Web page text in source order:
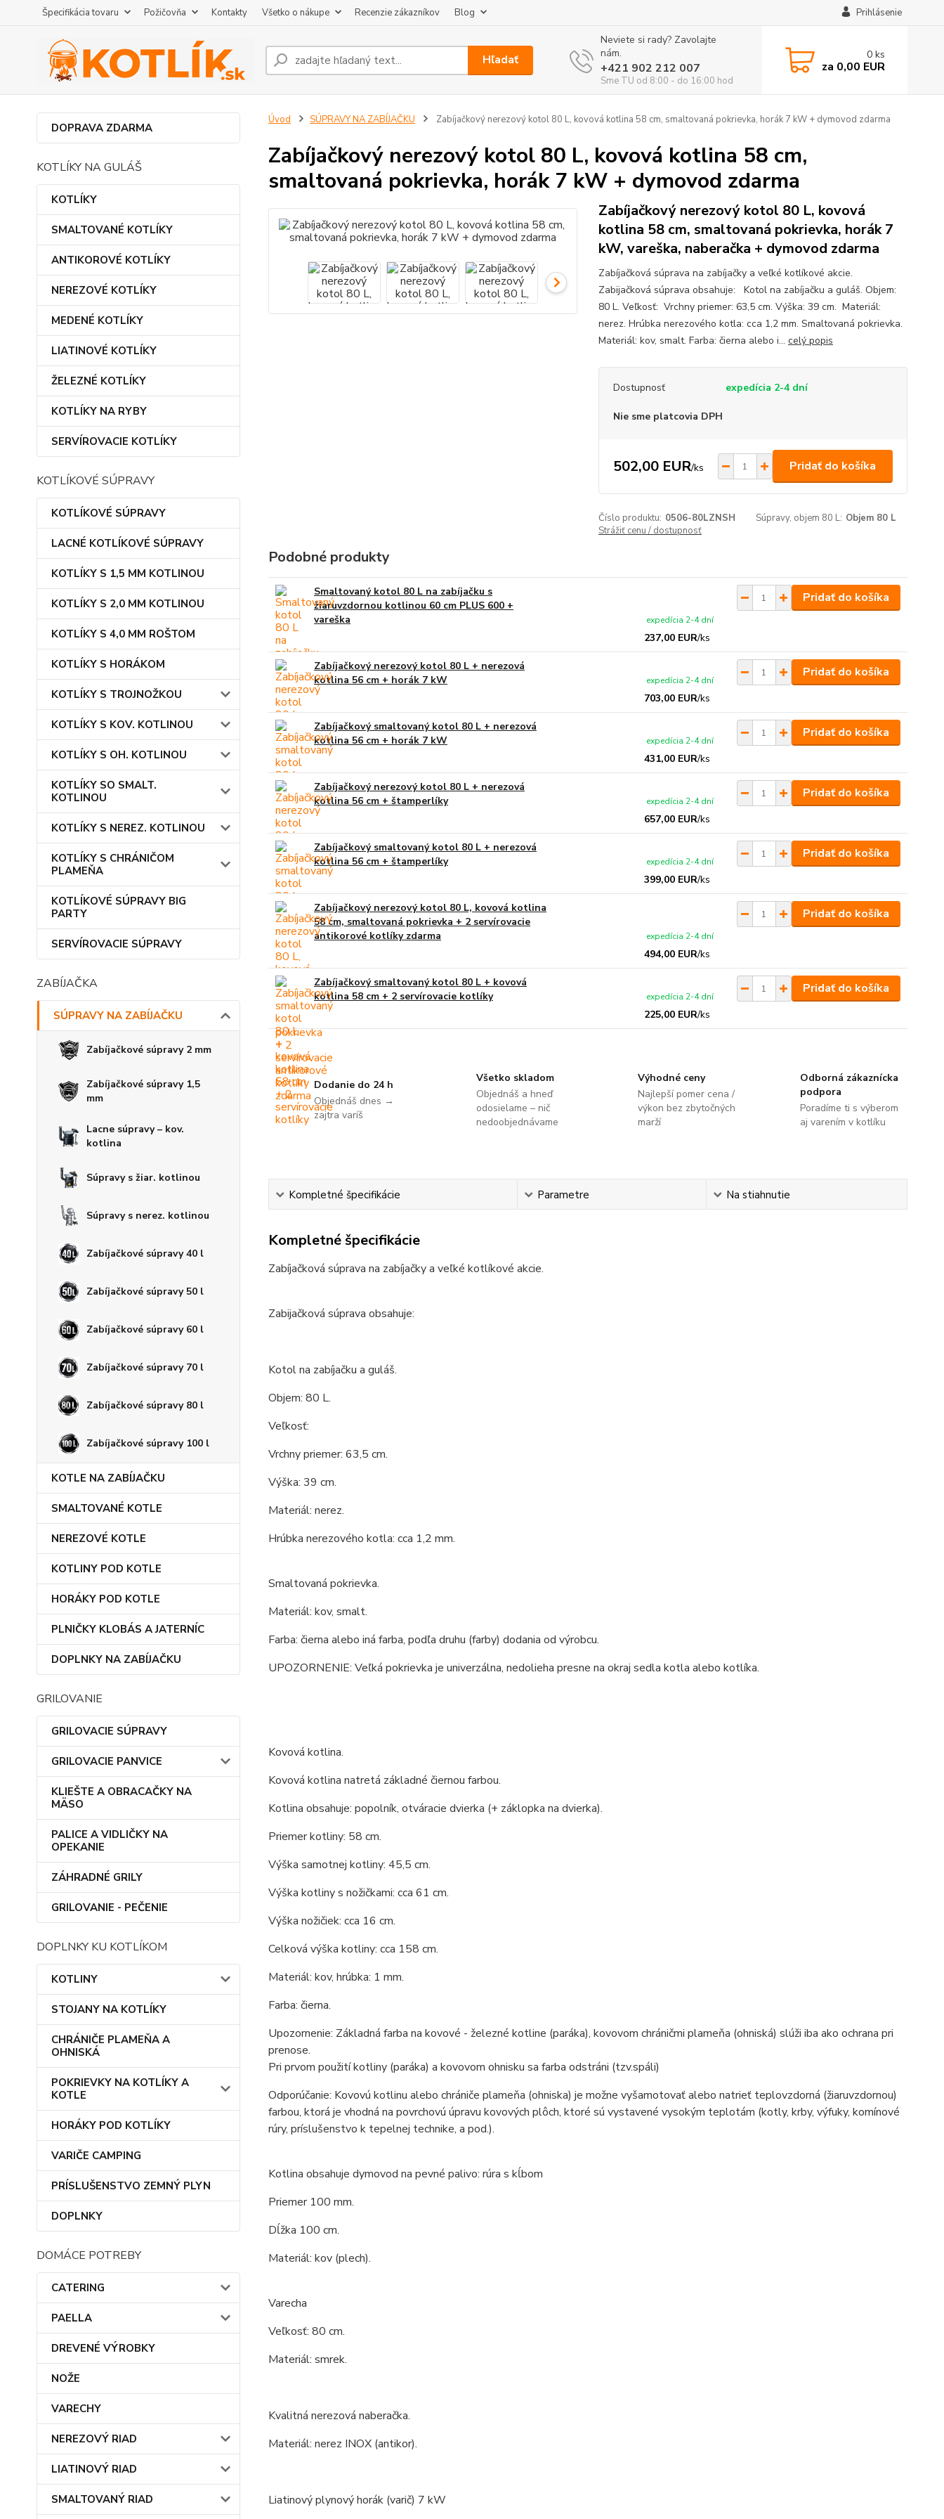
Špecifikácia tovaru Požičovňa Kontakty Všetko o nákupe Recenzie zákazníkov Blog Prihlásenie
Hľadať
Neviete si rady? Zavolajte
nám.
+421 902 212 007
Sme TU od 8:00 - do 16:00 hod
0 ks
za 0,00 EUR
DOPRAVA ZDARMA
KOTLÍKY NA GULÁŠ
KOTLÍKY
SMALTOVANÉ KOTLÍKY
ANTIKOROVÉ KOTLÍKY
NEREZOVÉ KOTLÍKY
MEDENÉ KOTLÍKY
LIATINOVÉ KOTLÍKY
ŽELEZNÉ KOTLÍKY
KOTLÍKY NA RYBY
SERVÍROVACIE KOTLÍKY
KOTLÍKOVÉ SÚPRAVY
KOTLÍKOVÉ SÚPRAVY
LACNÉ KOTLÍKOVÉ SÚPRAVY
KOTLÍKY S 1,5 MM KOTLINOU
KOTLÍKY S 2,0 MM KOTLINOU
KOTLÍKY S 4,0 MM ROŠTOM
KOTLÍKY S HORÁKOM
KOTLÍKY S TROJNOŽKOU
KOTLÍKY S KOV. KOTLINOU
KOTLÍKY S OH. KOTLINOU
KOTLÍKY SO SMALT.
KOTLINOU
KOTLÍKY S NEREZ. KOTLINOU
KOTLÍKY S CHRÁNIČOM
PLAMEŇA
KOTLÍKOVÉ SÚPRAVY BIG
PARTY
SERVÍROVACIE SÚPRAVY
ZABÍJAČKA
SÚPRAVY NA ZABÍJAČKU
Zabíjačkové súpravy 2 mm
Zabíjačkové súpravy 1,5
mm
Lacne súpravy – kov.
kotlina
Súpravy s žiar. kotlinou
Súpravy s nerez. kotlinou
Zabíjačkové súpravy 40 l
Zabíjačkové súpravy 50 l
Zabíjačkové súpravy 60 l
Zabíjačkové súpravy 70 l
Zabíjačkové súpravy 80 l
Zabíjačkové súpravy 100 l
KOTLE NA ZABÍJAČKU
SMALTOVANÉ KOTLE
NEREZOVÉ KOTLE
KOTLINY POD KOTLE
HORÁKY POD KOTLE
PLNIČKY KLOBÁS A JATERNÍC
DOPLNKY NA ZABÍJAČKU
GRILOVANIE
GRILOVACIE SÚPRAVY
GRILOVACIE PANVICE
KLIEŠTE A OBRACAČKY NA
MÄSO
PALICE A VIDLIČKY NA
OPEKANIE
ZÁHRADNÉ GRILY
GRILOVANIE - PEČENIE
DOPLNKY KU KOTLÍKOM
KOTLINY
STOJANY NA KOTLÍKY
CHRÁNIČE PLAMEŇA A
OHNISKÁ
POKRIEVKY NA KOTLÍKY A
KOTLE
HORÁKY POD KOTLÍKY
VARIČE CAMPING
PRÍSLUŠENSTVO ZEMNÝ PLYN
DOPLNKY
DOMÁCE POTREBY
CATERING
PAELLA
DREVENÉ VÝROBKY
NOŽE
VARECHY
NEREZOVÝ RIAD
LIATINOVÝ RIAD
SMALTOVANÝ RIAD
Úvod SÚPRAVY NA ZABÍJAČKU Zabíjačkový nerezový kotol 80 L, kovová kotlina 58 cm, smaltovaná pokrievka, horák 7 kW + dymovod zdarma
Zabíjačkový nerezový kotol 80 L, kovová kotlina 58 cm,
smaltovaná pokrievka, horák 7 kW + dymovod zdarma
Zabíjačkový nerezový kotol 80 L, kovová
kotlina 58 cm, smaltovaná pokrievka, horák 7
kW, vareška, naberačka + dymovod zdarma
Zabíjačková súprava na zabíjačky a veľké kotlíkové akcie.
Zabijačková súprava obsahuje: Kotol na zabíjačku a guláš. Objem:
80 L. Veľkosť: Vrchny priemer: 63,5 cm. Výška: 39 cm. Materiál:
nerez. Hrúbka nerezového kotla: cca 1,2 mm. Smaltovaná pokrievka.
Materiál: kov, smalt. Farba: čierna alebo i... celý popis
Dostupnosť expedícia 2-4 dní
Nie sme platcovia DPH
502,00 EUR/ks Pridať do košíka
Číslo produktu: 0506-80LZNSH Súpravy, objem 80 L: Objem 80 L
Strážiť cenu / dostupnosť
Podobné produkty
Smaltovaný kotol 80 L na zabíjačku s
žiaruvzdornou kotlinou 60 cm PLUS 600 +
vareška
237,00 EUR/ks
expedícia 2-4 dní
Pridať do košíka
Zabíjačkový nerezový kotol 80 L + nerezová
kotlina 56 cm + horák 7 kW
703,00 EUR/ks
expedícia 2-4 dní
Pridať do košíka
Zabíjačkový smaltovaný kotol 80 L + nerezová
kotlina 56 cm + horák 7 kW
431,00 EUR/ks
expedícia 2-4 dní
Pridať do košíka
Zabíjačkový nerezový kotol 80 L + nerezová
kotlina 56 cm + štamperlíky
657,00 EUR/ks
expedícia 2-4 dní
Pridať do košíka
Zabíjačkový smaltovaný kotol 80 L + nerezová
kotlina 56 cm + štamperlíky
399,00 EUR/ks
expedícia 2-4 dní
Pridať do košíka
Zabíjačkový nerezový kotol 80 L, kovová kotlina
58 cm, smaltovaná pokrievka + 2 servírovacie
antikorové kotlíky zdarma
494,00 EUR/ks
expedícia 2-4 dní
Pridať do košíka
Zabíjačkový smaltovaný kotol 80 L + kovová
kotlina 58 cm + 2 servírovacie kotlíky
225,00 EUR/ks
expedícia 2-4 dní
Pridať do košíka
Dodanie do 24 h
Objednáš dnes →
zajtra varíš
Všetko skladom
Objednáš a hneď
odosielame – nič
nedoobjednávame
Výhodné ceny
Najlepší pomer cena /
výkon bez zbytočných
marží
Odborná zákaznícka
podpora
Poradíme ti s výberom
aj varením v kotlíku
Kompletné špecifikácie Parametre Na stiahnutie
Kompletné špecifikácie
Zabíjačková súprava na zabíjačky a veľké kotlíkové akcie.
Zabijačková súprava obsahuje:
Kotol na zabíjačku a guláš.
Objem: 80 L.
Veľkosť:
Vrchny priemer: 63,5 cm.
Výška: 39 cm.
Materiál: nerez.
Hrúbka nerezového kotla: cca 1,2 mm.
Smaltovaná pokrievka.
Materiál: kov, smalt.
Farba: čierna alebo iná farba, podľa druhu (farby) dodania od výrobcu.
UPOZORNENIE: Veľká pokrievka je univerzálna, nedolieha presne na okraj sedla kotla alebo kotlíka.
Kovová kotlina.
Kovová kotlina natretá základné čiernou farbou.
Kotlina obsahuje: popolník, otváracie dvierka (+ záklopka na dvierka).
Priemer kotliny: 58 cm.
Výška samotnej kotliny: 45,5 cm.
Výška kotliny s nožičkami: cca 61 cm.
Výška nožičiek: cca 16 cm.
Celková výška kotliny: cca 158 cm.
Materiál: kov, hrúbka: 1 mm.
Farba: čierna.
Upozornenie: Základná farba na kovové - železné kotline (paráka), kovovom chráničmi plameňa (ohniská) slúži iba ako ochrana pri
prenose.
Pri prvom použití kotliny (paráka) a kovovom ohnisku sa farba odstráni (tzv.spáli)
Odporúčanie: Kovovú kotlinu alebo chrániče plameňa (ohniska) je možne vyšamotovať alebo natrieť teplovzdorná (žiaruvzdornou)
farbou, ktorá je vhodná na povrchovú úpravu kovových plôch, ktoré sú vystavené vysokým teplotám (kotly, krby, výfuky, komínové
rúry, príslušenstvo k tepelnej technike, a pod.).
Kotlina obsahuje dymovod na pevné palivo: rúra s kĺbom
Priemer 100 mm.
Dĺžka 100 cm.
Materiál: kov (plech).
Varecha
Veľkosť: 80 cm.
Materiál: smrek.
Kvalitná nerezová naberačka.
Materiál: nerez INOX (antikor).
Liatinový plynový horák (varič) 7 kW